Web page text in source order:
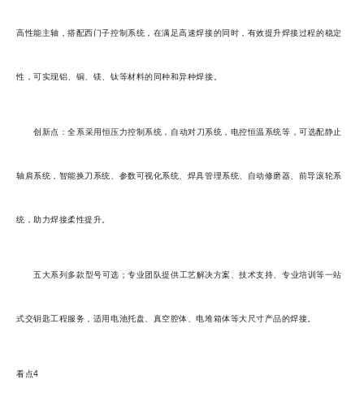
高性能主轴，搭配西门子控制系统，在满足高速焊接的同时，有效提升焊接过程的稳定
性，可实现铝、铜、镁、钛等材料的同种和异种焊接。
创新点：全系采用恒压力控制系统，自动对刀系统，电控恒温系统等，可选配静止
轴肩系统，智能换刀系统、参数可视化系统、焊具管理系统、自动修磨器、前导滚轮系
统，助力焊接柔性提升。
五大系列多款型号可选；专业团队提供工艺解决方案、技术支持、专业培训等一站
式交钥匙工程服务，适用电池托盘、真空腔体、电堆箱体等大尺寸产品的焊接。
看点4